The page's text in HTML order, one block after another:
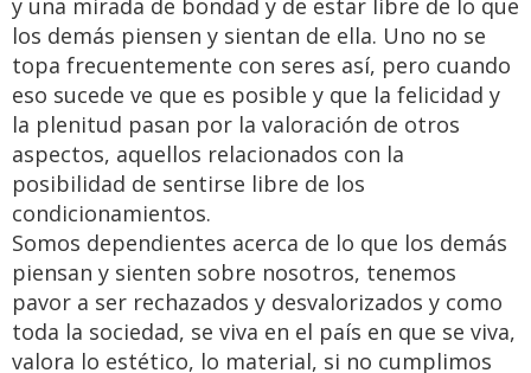
y una mirada de bondad y de estar libre de lo que
los demás piensen y sientan de ella. Uno no se
topa frecuentemente con seres así, pero cuando
eso sucede ve que es posible y que la felicidad y
la plenitud pasan por la valoración de otros
aspectos, aquellos relacionados con la
posibilidad de sentirse libre de los
condicionamientos.
Somos dependientes acerca de lo que los demás
piensan y sienten sobre nosotros, tenemos
pavor a ser rechazados y desvalorizados y como
toda la sociedad, se viva en el país en que se viva,
valora lo estético, lo material, si no cumplimos